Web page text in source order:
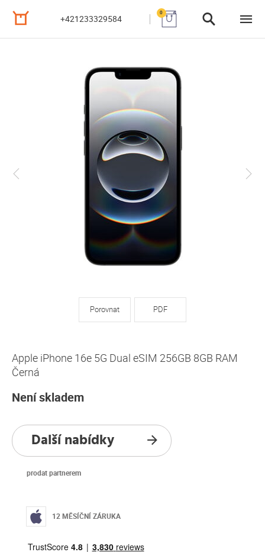
+421233329584
0
Porovnat PDF
Apple iPhone 16e 5G Dual eSIM 256GB 8GB RAM
Černá
Není skladem
Další nabídky
prodat partnerem
12 MĚSÍČNÍ ZÁRUKA